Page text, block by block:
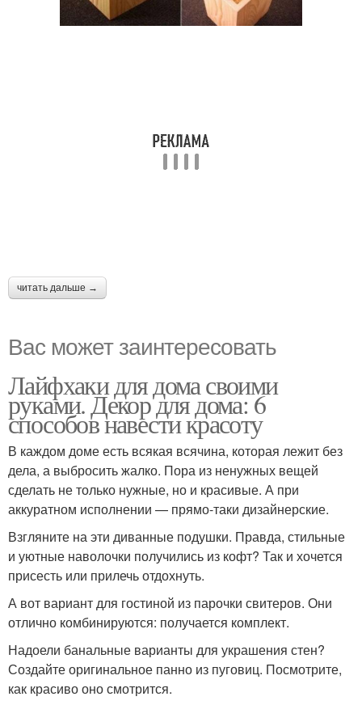
читать дальше →
Вас может заинтересовать
Лайфхаки для дома своими
руками. Декор для дома: 6
способов навести красоту
В каждом доме есть всякая всячина, которая лежит без
дела, а выбросить жалко. Пора из ненужных вещей
сделать не только нужные, но и красивые. А при
аккуратном исполнении — прямо-таки дизайнерские.
Взгляните на эти диванные подушки. Правда, стильные
и уютные наволочки получились из кофт? Так и хочется
присесть или прилечь отдохнуть.
А вот вариант для гостиной из парочки свитеров. Они
отлично комбинируются: получается комплект.
Надоели банальные варианты для украшения стен?
Создайте оригинальное панно из пуговиц. Посмотрите,
как красиво оно смотрится.